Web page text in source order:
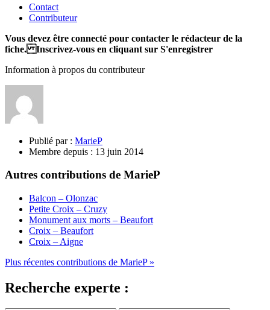
Contact
Contributeur
Vous devez être connecté pour contacter le rédacteur de la
fiche. Inscrivez-vous en cliquant sur S'enregistrer
Information à propos du contributeur
Publié par : MarieP
Membre depuis : 13 juin 2014
Autres contributions de MarieP
Balcon – Olonzac
Petite Croix – Cruzy
Monument aux morts – Beaufort
Croix – Beaufort
Croix – Aigne
Plus récentes contributions de MarieP »
Recherche experte :